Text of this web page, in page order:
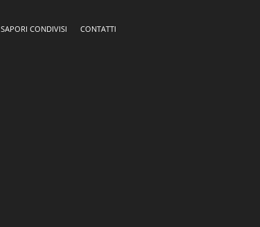
SAPORI CONDIVISI
CONTATTI